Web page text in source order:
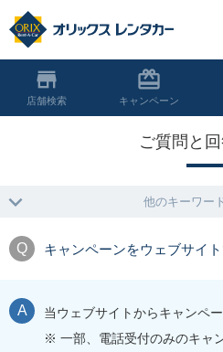
店舗 キャンペーン
ご質問と
他のキーワー
キャンペーンをウェブサイ
当ウェブサイトからキャンペ
※ 一部、電話受付のみのキャ